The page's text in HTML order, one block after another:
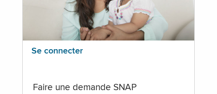
Se connecter
Faire une demande SNAP